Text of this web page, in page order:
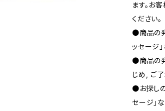
ます。お
ください。
●商品の発
ッセージ
●商品の
じめ, ご
●お探しの
セージ」